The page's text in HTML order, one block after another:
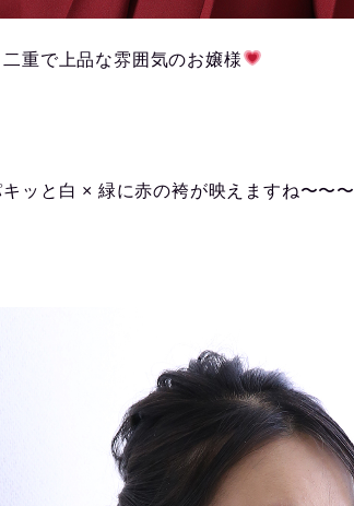
二重で上品な雰囲気のお嬢様
ッと白 × 緑に赤の袴が映えますね〜〜〜